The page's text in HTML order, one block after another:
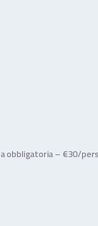
obbligatoria – €30/